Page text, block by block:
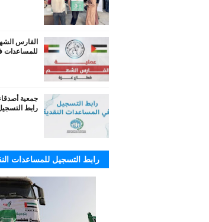
الفارس
للمساعدات
جمعية
رابط
رابط التسجيل للمساعدات